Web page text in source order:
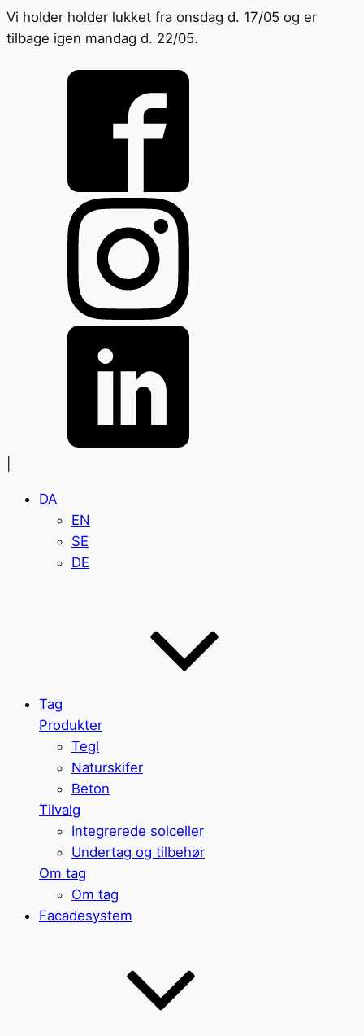
Vi holder holder lukket fra onsdag d. 17/05 og er
tilbage igen mandag d. 22/05.
DA
EN
SE
DE
Tag
Produkter
Tegl
Naturskifer
Beton
Tilvalg
Integrerede solceller
Undertag og tilbehør
Om tag
Om tag
Facadesystem